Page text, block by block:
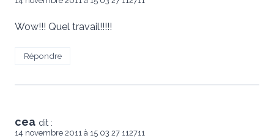
Wow!!! Quel travail!!!!!
Répondre
cea dit :
14 novembre 2011 à 15 03 27 112711